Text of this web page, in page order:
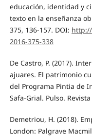
educación, identidad y
texto en la enseñanza
375, 136-157. DOI: http://
2016-375-338
De Castro, P. (2017).
ajuares. El patrimonio
del Programa Pintia de
Safa-Grial. Pulso.
Demetriou, H. (2018).
London: Palgrave